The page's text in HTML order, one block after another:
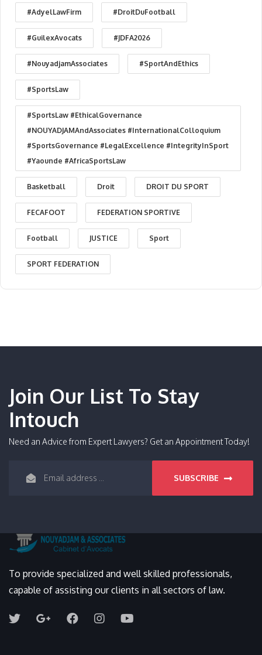
#AdyelLawFirm #DroitDuFootball
#GuilexAvocats #JDFA2026
#NouyadjamAssociates #SportAndEthics
#SportsLaw
#SportsLaw #EthicalGovernance
#NOUYADJAMAndAssociates #InternationalColloquium
#SportsGovernance #LegalExcellence #IntegrityInSport
#Yaounde #AfricaSportsLaw
Basketball Droit DROIT DU SPORT
FECAFOOT FEDERATION SPORTIVE
Football JUSTICE Sport
SPORT FEDERATION
Join Our List To Stay
Intouch
Need an Advice from Expert Lawyers? Get an Appointment Today!
SUBSCRIBE
To provide specialized and well skilled professionals,
capable of assisting our clients in all sectors of law.